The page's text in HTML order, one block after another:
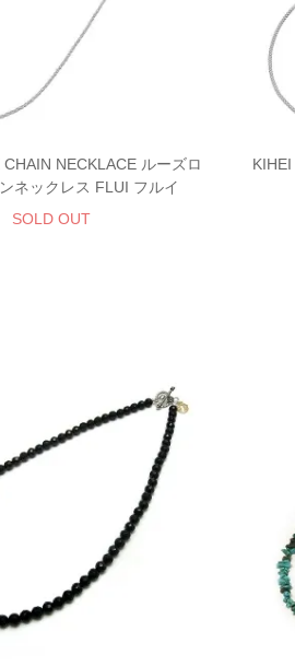
NECKLACE ルーズロ
ネックレス FLUI フルイ
SOLD OUT